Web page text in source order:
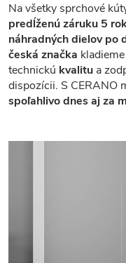
Na všetky sprchové
predĺženú záruku 5
náhradných dielov po
česká značka
technickú kvalitu a
dispozícii. S CERANO
spoľahlivo dnes aj za